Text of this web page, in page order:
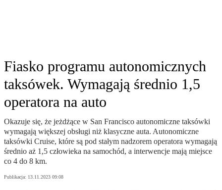
Fiasko programu autonomicznych
taksówek. Wymagają średnio 1,5
operatora na auto
Okazuje się, że jeżdżące w San Francisco autonomiczne taksówki
wymagają większej obsługi niż klasyczne auta. Autonomiczne
taksówki Cruise, które są pod stałym nadzorem operatora wymagają
średnio aż 1,5 człowieka na samochód, a interwencje mają miejsce
co 4 do 8 km.
Publikacja: 13.11.2023 09:08